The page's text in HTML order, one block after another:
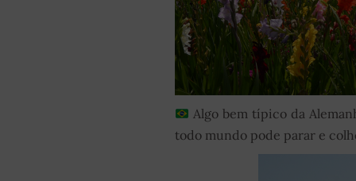
Algo bem típico da
todo mundo pode parar e